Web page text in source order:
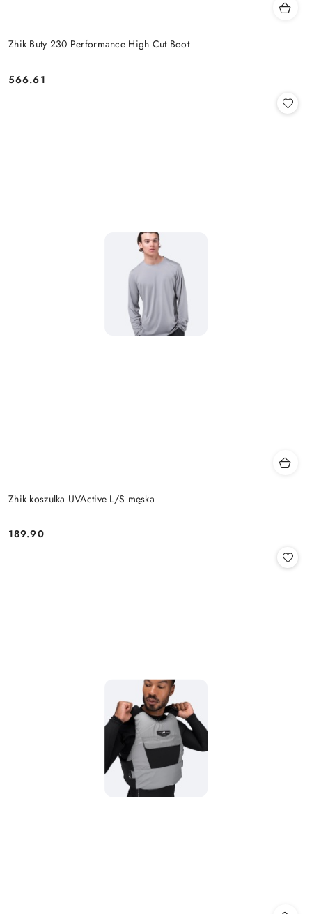
Zhik Buty 230 Performance High Cut Boot
Cena:
566.61
Zhik koszulka UVActive L/S męska
Cena:
189.90